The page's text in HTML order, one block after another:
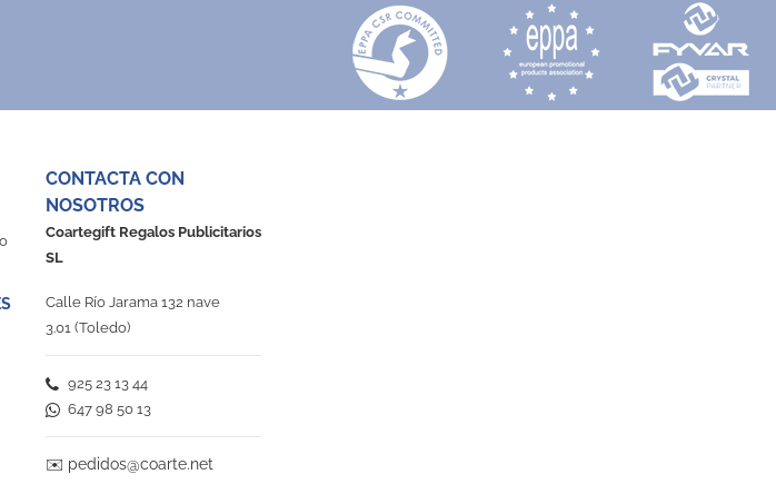
Azul Mdo
Desde 2,09 €
RojoAzulFucsia
GrisNaranjaAmarillo
Verde
CONTACTA CON
NOSOTROS
Coartegift Regalos Publicitarios
SL
Calle Río Jarama 132 nave
3.01 (Toledo)
925 23 13 44
647 98 50 13
✉️ pedidos@coarte.net